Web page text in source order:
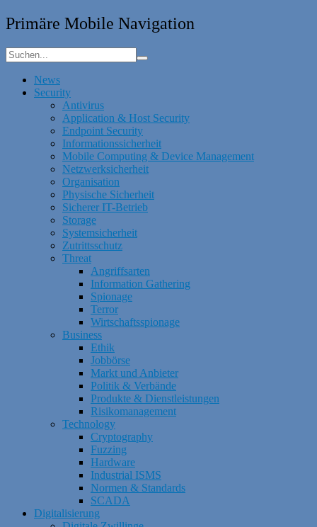
Primäre Mobile Navigation
News
Security
Antivirus
Application & Host Security
Endpoint Security
Informationssicherheit
Mobile Computing & Device Management
Netzwerksicherheit
Organisation
Physische Sicherheit
Sicherer IT-Betrieb
Storage
Systemsicherheit
Zutrittsschutz
Threat
Angriffsarten
Information Gathering
Spionage
Terror
Wirtschaftsspionage
Business
Ethik
Jobbörse
Markt und Anbieter
Politik & Verbände
Produkte & Dienstleistungen
Risikomanagement
Technology
Cryptography
Fuzzing
Hardware
Industrial ISMS
Normen & Standards
SCADA
Digitalisierung